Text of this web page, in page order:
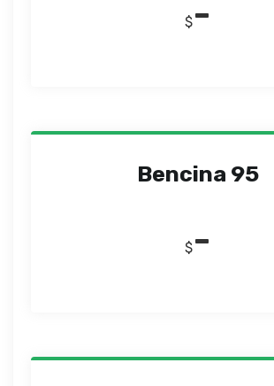
$-
Bencina 95
$-